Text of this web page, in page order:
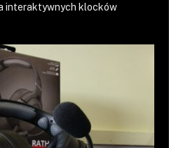
interaktywnych klocków